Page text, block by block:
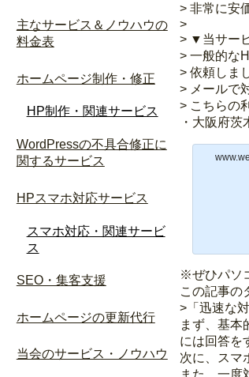
> 非常に安
>
> ▼当サー
> 一般的な
> 依頼しま
> メールで
> こちらの
・大阪府
※ぜひパソ
この記事の
>「迅速な
まず、基本
には回答を
次に、スマ
また、一度
主なサービス＆ノウハウの
料金表
ホームページ制作・修正
HP制作・関連サービス
WordPressの不具合修正に
関するサービス
HPスマホ対応サービス
スマホ対応・関連サービ
ス
SEO・集客支援
ホームページの更新代行
当会のサービス・ノウハウ